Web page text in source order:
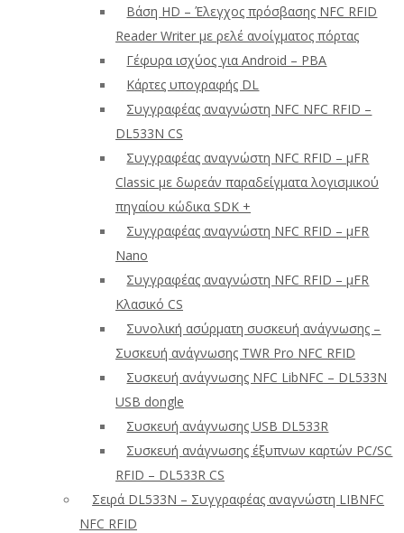
Βάση HD – Έλεγχος πρόσβασης NFC RFID
Reader Writer με ρελέ ανοίγματος πόρτας
Γέφυρα ισχύος για Android – PBA
Κάρτες υπογραφής DL
Συγγραφέας αναγνώστη NFC NFC RFID –
DL533N CS
Συγγραφέας αναγνώστη NFC RFID – μFR
Classic με δωρεάν παραδείγματα λογισμικού
πηγαίου κώδικα SDK +
Συγγραφέας αναγνώστη NFC RFID – μFR
Nano
Συγγραφέας αναγνώστη NFC RFID – μFR
Κλασικό CS
Συνολική ασύρματη συσκευή ανάγνωσης –
Συσκευή ανάγνωσης TWR Pro NFC RFID
Συσκευή ανάγνωσης NFC LibNFC – DL533N
USB dongle
Συσκευή ανάγνωσης USB DL533R
Συσκευή ανάγνωσης έξυπνων καρτών PC/SC
RFID – DL533R CS
Σειρά DL533N – Συγγραφέας αναγνώστη LIBNFC
NFC RFID